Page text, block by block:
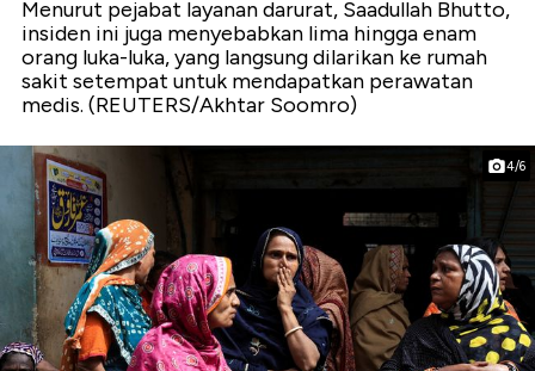
Menurut pejabat layanan darurat, Saadullah Bhutto,
insiden ini juga menyebabkan lima hingga enam
orang luka-luka, yang langsung dilarikan ke rumah
sakit setempat untuk mendapatkan perawatan
medis. (REUTERS/Akhtar Soomro)
4/6